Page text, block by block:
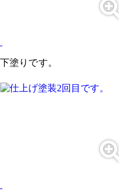
下塗りです。